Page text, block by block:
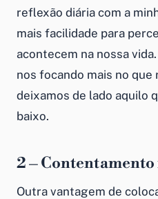
reflexão diária com a
mais facilidade para
acontecem na nossa
nos focando mais no que
deixamos de lado aquilo
baixo.
2 – Contentamento
Outra vantagem de